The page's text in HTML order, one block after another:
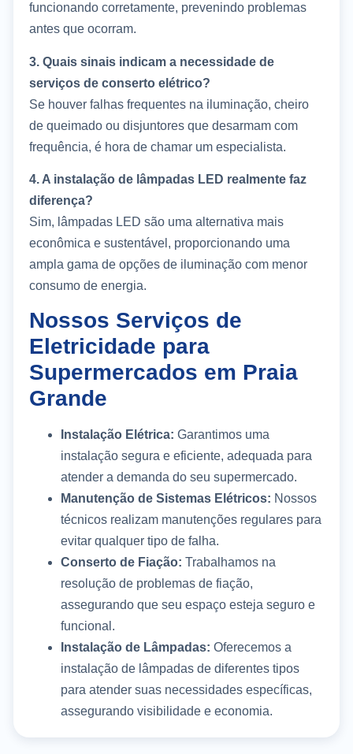
funcionando corretamente, prevenindo problemas
antes que ocorram.
3. Quais sinais indicam a necessidade de
serviços de conserto elétrico?
Se houver falhas frequentes na iluminação, cheiro
de queimado ou disjuntores que desarmam com
frequência, é hora de chamar um especialista.
4. A instalação de lâmpadas LED realmente faz
diferença?
Sim, lâmpadas LED são uma alternativa mais
econômica e sustentável, proporcionando uma
ampla gama de opções de iluminação com menor
consumo de energia.
Nossos Serviços de
Eletricidade para
Supermercados em Praia
Grande
Instalação Elétrica: Garantimos uma
instalação segura e eficiente, adequada para
atender a demanda do seu supermercado.
Manutenção de Sistemas Elétricos: Nossos
técnicos realizam manutenções regulares para
evitar qualquer tipo de falha.
Conserto de Fiação: Trabalhamos na
resolução de problemas de fiação,
assegurando que seu espaço esteja seguro e
funcional.
Instalação de Lâmpadas: Oferecemos a
instalação de lâmpadas de diferentes tipos
para atender suas necessidades específicas,
assegurando visibilidade e economia.